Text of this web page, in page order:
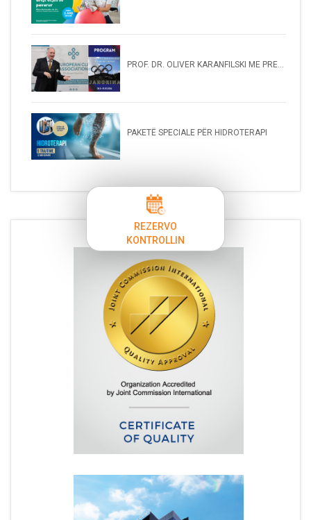
PROF. DR. OLIVER KARANFILSKI ME PRE...
PAKETË SPECIALE PËR HIDROTERAPI
REZERVO
KONTROLLIN